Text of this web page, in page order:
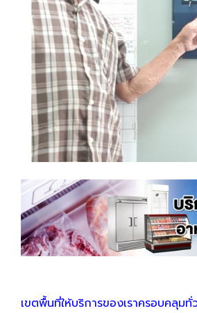
เขตพื้นที่ให้บริการของเราครอบคลุมทั่